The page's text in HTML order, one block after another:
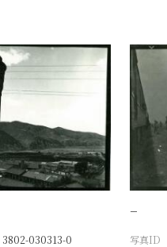
3802-030313-0
−
写真ID